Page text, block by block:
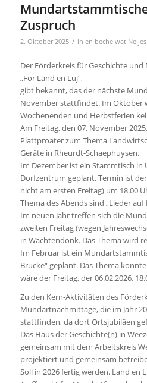
Zuspruch
2. Oktober 2025 / in en beche wat Neijes
Der Förderkreis für Geschichte
„För Land en Lüj“,
gibt bekannt, das der nächste
November stattfindet. Im Oktober
Wochenenden und Herbstferien
Am Freitag, den 07. November
Plattproater zum Thema
Geräte in Rheurdt-Schaephuysen.
Im Dezember ist ein Stammtisch
Dorfzentrum geplant. Termin ist
nicht am ersten Freitag) um 18.00
Thema des Abends sind „Lieder auf
Im neuen Jahr treffen sich die
zweiten Freitag (wegen
in Wachtendonk. Das Thema wird
Im Februar ist ein
Brücke“ geplant. Das Thema
wäre der Freitag, der 06.02.2026,
Zu den Kern-Aktivitäten des
Mundartnachmittage, die im Jahr
stattfinden, da dort Ortsjubiläen
Das Haus der Geschichte(n) in
gemeinsam mit dem Arbeitskreis
projektiert und gemeinsam
Soll in 2026 fertig werden. Land en